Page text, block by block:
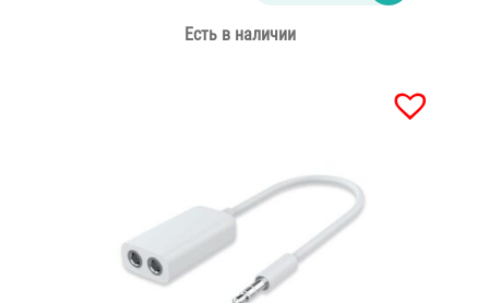
Есть в наличии